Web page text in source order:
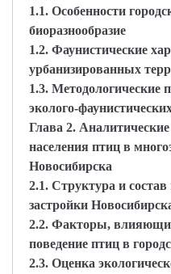
1.1. Особенности
биоразнообразие
1.2. Фаунистические
урбанизированных
1.3. Методологические
эколого-
Глава 2.
населения птиц в
Новосибирска
2.1. Структура и
застройки
2.2. Факторы,
поведение птиц в
2.3. Оценка